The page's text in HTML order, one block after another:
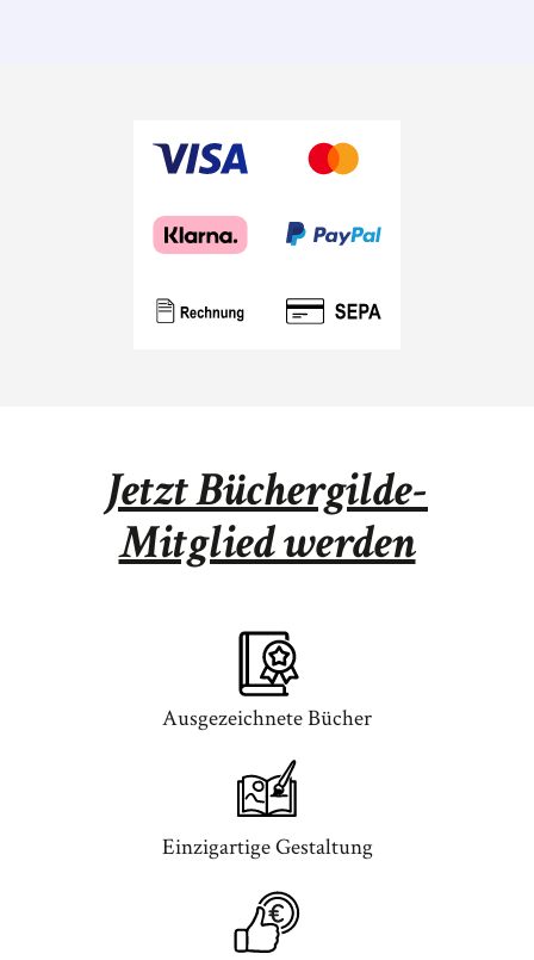
Jetzt Büchergilde-
Mitglied werden
Ausgezeichnete Bücher
Einzigartige Gestaltung